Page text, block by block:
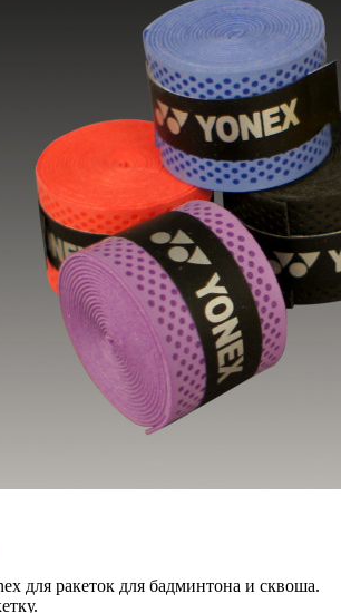
для ракеток для бадминтона и сквоша.